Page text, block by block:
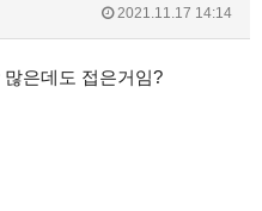
2021.11.17 14:14
은데도 접은거임?